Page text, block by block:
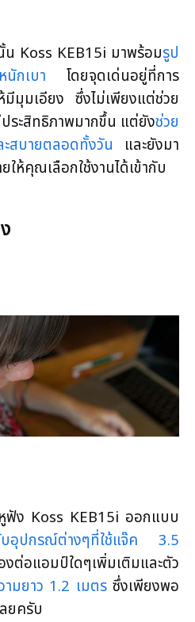
Koss KEB15i มาพร้อมรูป
กเบา โดยจุดเด่นอยู่ที่การ
มุมเอียง ซึ่งไม่เพียงแต่ช่วย
ประสิทธิภาพมากขึ้น แต่ยังช่วย
ะสบายตลอดทั้งวัน และยังมา
ห้คุณเลือกใช้งานได้เข้ากับ
ฟัง Koss KEB15i ออกแบบ
บอุปกรณ์ต่างๆที่ใช้แจ๊ค 3.5
ต่อแอมป์ใดๆเพิ่มเติมและตัว
มยาว 1.2 เมตร ซึ่งเพียงพอ
ยครับ